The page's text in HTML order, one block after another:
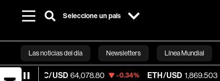
Seleccione un país
Las noticias del día Newsletters Línea Mundial
Bloomberg
USD 64,078.80 -0.34% ETH/USD 1,869.503 -0.31%